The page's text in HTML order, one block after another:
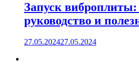
Запуск виброплиты:
руководство и
27.05.202427.05.2024